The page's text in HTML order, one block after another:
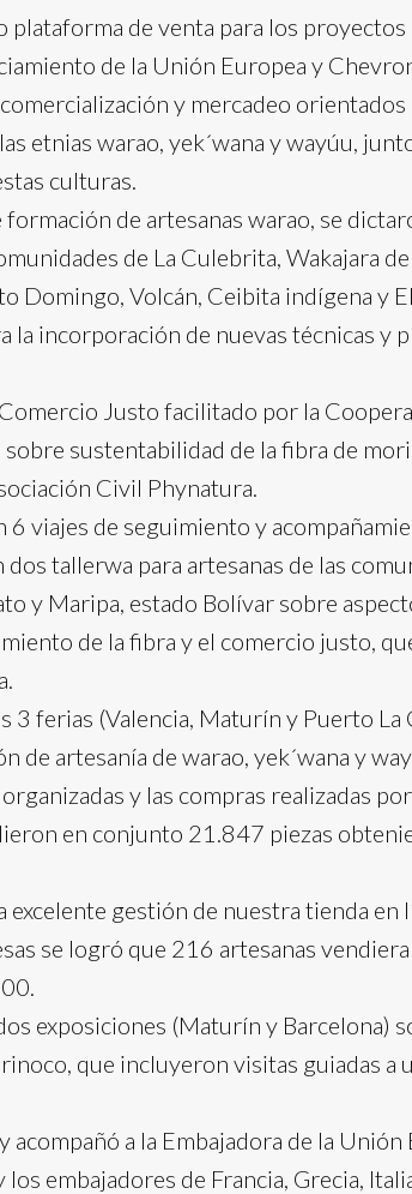
plataforma de venta para los
de la Unión Europea y
y mercadeo
etnias warao, yek´wana y wayúu,
culturas.
formación de artesanas warao, se
de La Culebrita, Wakajara
Domingo, Volcán, Ceibita indígena y
la incorporación de nuevas técnicas y
Justo facilitado por la
sustentabilidad de la fibra de
Civil Phynatura.
6 viajes de seguimiento y
dos tallerwa para artesanas de las
y Maripa, estado Bolívar sobre
de la fibra y el comercio justo,
3 ferias (Valencia, Maturín y Puerto La
de artesanía de warao, yek´wana y
y las compras realizadas
en conjunto 21.847 piezas
excelente gestión de nuestra tienda en
se logró que 216 artesanas
exposiciones (Maturín y Barcelona)
que incluyeron visitas guiadas a
acompañó a la Embajadora de la
embajadores de Francia, Grecia,